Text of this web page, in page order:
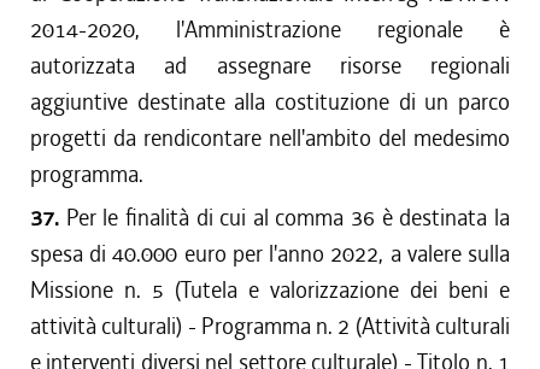
2014-2020, l'Amministrazione regionale è
autorizzata ad assegnare risorse regionali
aggiuntive destinate alla costituzione di un parco
progetti da rendicontare nell'ambito del medesimo
programma.
37. Per le finalità di cui al comma 36 è destinata la
spesa di 40.000 euro per l'anno 2022, a valere sulla
Missione n. 5 (Tutela e valorizzazione dei beni e
attività culturali) - Programma n. 2 (Attività culturali
e interventi diversi nel settore culturale) - Titolo n. 1